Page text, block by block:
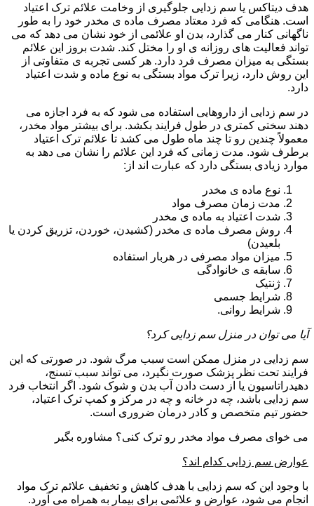
هدف دیتاکس یا سم زدایی جلوگیری از وخامت علائم ترک اعتیاد
است. هنگامی که فرد معتاد مصرف ماده ی مخدر خود را به طور
ناگهانی کنار می گذارد، بدن او علائمی از خود نشان می دهد که می
تواند فعالیت های روزانه ی او را مختل کند. شدت بروز این علائم
بستگی به میزان مصرف فرد دارد. هر کسی تجربه ی متفاوتی از
این روش دارد، زیرا ترک مواد بستگی به نوع ماده و شدت اعتیاد
دارد.
در سم زدایی از داروهایی استفاده می شود که به فرد اجازه می
دهند سختی کمتری در طول فرایند بکشد. برای بیشتر مواد مخدر،
معمولاً چندین رو تا چند ماه طول می کشد تا علائم ترک اعتیاد
برطرف شود. مدت زمانی که فرد این علائم را نشان می دهد به
موارد زیادی بستگی دارد که عبارت اند از:
نوع ماده ی مخدر
مدت زمان مصرف مواد
شدت اعتیاد به ماده ی مخدر
روش مصرف ماده ی مخدر (کشیدن، خوردن، تزریق کردن یا
بلعیدن)
میزان مواد مصرفی در هربار استفاده
سابقه ی خانوادگی
ژنتیک
شرایط جسمی
شرایط روانی.
آیا می توان در منزل سم زدایی کرد؟
سم زدایی در منزل ممکن است سبب مرگ شود. در صورتی که این
فرایند تحت نظر پزشک صورت نگیرد، می تواند سبب تسنج،
دهیدراتاسیون یا از دست دادن آب بدن و شوک شود. اگر انتخاب فرد
سم زدایی باشد، چه در خانه و چه در مرکز و کمپ ترک اعتیاد،
حضور تیم متخصص و کادر درمان ضروری است.
می خوای مصرف مواد مخدر رو ترک کنی؟ مشاوره بگیر
عوارض سم زدایی کدام اند؟
با وجود این که سم زدایی با هدف کاهش و تخفیف علائم ترک مواد
انجام می شود، عوارض و علائمی برای بیمار به همراه می آورد.